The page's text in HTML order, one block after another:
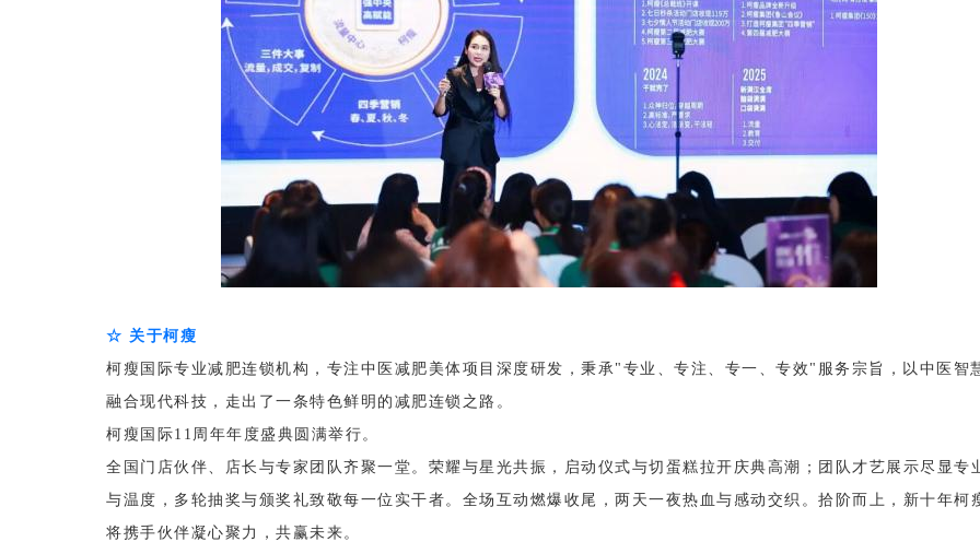
☆ 关于柯瘦
柯瘦国际专业减肥连锁机构，专注中医减肥美体项目深度研发，秉承"专业、专注、专一、专效"服务宗旨，以中医智
融合现代科技，走出了一条特色鲜明的减肥连锁之路。
柯瘦国际11周年年度盛典圆满举行。
全国门店伙伴、店长与专家团队齐聚一堂。荣耀与星光共振，启动仪式与切蛋糕拉开庆典高潮；团队才艺展示尽显专
与温度，多轮抽奖与颁奖礼致敬每一位实干者。全场互动燃爆收尾，两天一夜热血与感动交织。拾阶而上，新十年柯
将携手伙伴凝心聚力，共赢未来。